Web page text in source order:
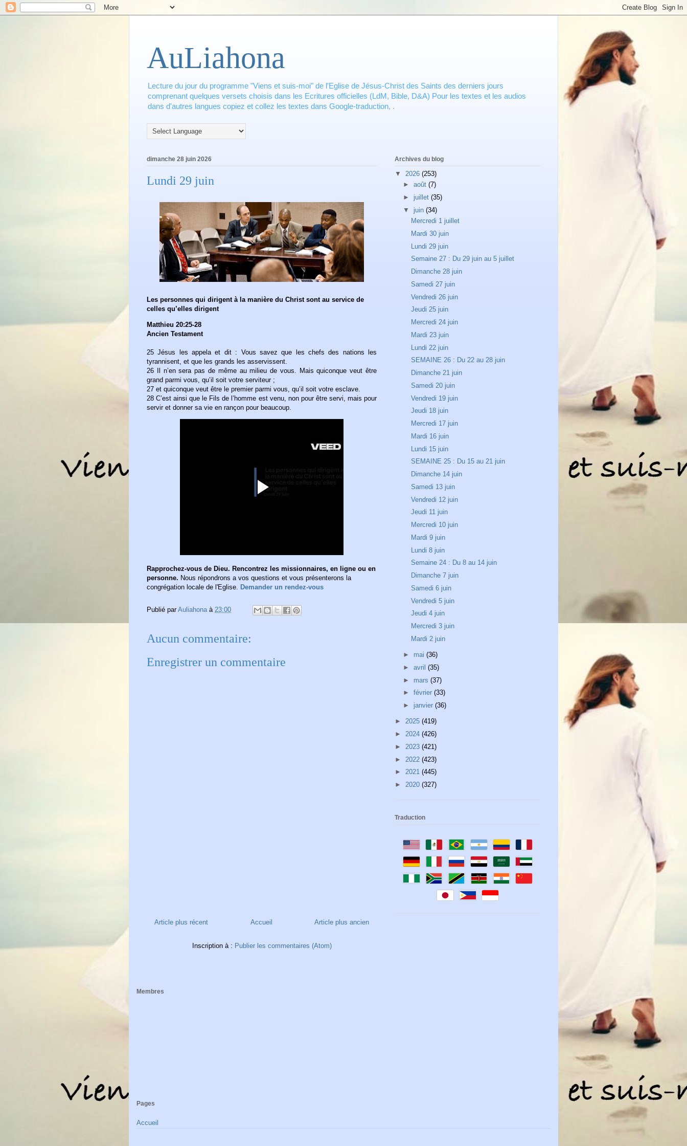
AuLiahona
Lecture du jour du programme "Viens et suis-moi" de l'Eglise de Jésus-Christ des Saints des derniers jours
comprenant quelques versets choisis dans les Ecritures officielles (LdM, Bible, D&A) Pour les textes et les audios
dans d'autres langues copiez et collez les textes dans Google-traduction, .
dimanche 28 juin 2026
Lundi 29 juin
Les personnes qui dirigent à la manière du Christ sont au service de
celles qu’elles dirigent
Matthieu 20:25-28
Ancien Testament
25 Jésus les appela et dit : Vous savez que les chefs des nations les
tyrannisent, et que les grands les asservissent.
26 Il n’en sera pas de même au milieu de vous. Mais quiconque veut être
grand parmi vous, qu’il soit votre serviteur ;
27 et quiconque veut être le premier parmi vous, qu’il soit votre esclave.
28 C’est ainsi que le Fils de l’homme est venu, non pour être servi, mais pour
servir et donner sa vie en rançon pour beaucoup.
Rapprochez-vous de Dieu. Rencontrez les missionnaires, en ligne ou en
personne. Nous répondrons a vos questions et vous présenterons la
congrégation locale de l'Eglise. Demander un rendez-vous
Publié parAuliahona à 23:00
Aucun commentaire:
Enregistrer un commentaire
Article plus récent Article plus ancien
Accueil
Inscription à : Publier les commentaires (Atom)
Archives du blog
▼ 2026 (253)
► août (7)
► juillet (35)
▼ juin (34)
Mercredi 1 juillet
Mardi 30 juin
Lundi 29 juin
Semaine 27 : Du 29 juin au 5 juillet
Dimanche 28 juin
Samedi 27 juin
Vendredi 26 juin
Jeudi 25 juin
Mercredi 24 juin
Mardi 23 juin
Lundi 22 juin
SEMAINE 26 : Du 22 au 28 juin
Dimanche 21 juin
Samedi 20 juin
Vendredi 19 juin
Jeudi 18 juin
Mercredi 17 juin
Mardi 16 juin
Lundi 15 juin
SEMAINE 25 : Du 15 au 21 juin
Dimanche 14 juin
Samedi 13 juin
Vendredi 12 juin
Jeudi 11 juin
Mercredi 10 juin
Mardi 9 juin
Lundi 8 juin
Semaine 24 : Du 8 au 14 juin
Dimanche 7 juin
Samedi 6 juin
Vendredi 5 juin
Jeudi 4 juin
Mercredi 3 juin
Mardi 2 juin
► mai (36)
► avril (35)
► mars (37)
► février (33)
► janvier (36)
► 2025 (419)
► 2024 (426)
► 2023 (421)
► 2022 (423)
► 2021 (445)
► 2020 (327)
Traduction
Membres
Pages
Accueil